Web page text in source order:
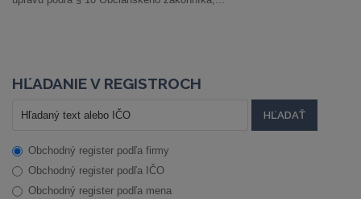
HĽADANIE V REGISTROCH
Obchodný register podľa firmy
Obchodný register podľa IČO
Obchodný register podľa mena